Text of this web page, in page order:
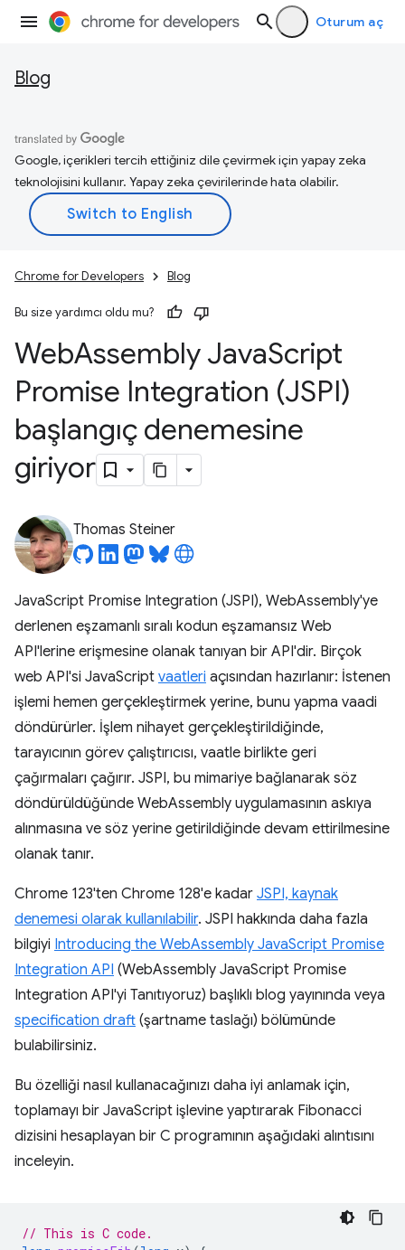
Oturum aç
Blog
Google, içerikleri tercih ettiğiniz dile çevirmek için yapay zeka
teknolojisini kullanır. Yapay zeka çevirilerinde hata olabilir.
Chrome for Developers Blog
Bu size yardımcı oldu mu?
WebAssembly JavaScript
Promise Integration (JSPI)
başlangıç denemesine
giriyor
Thomas Steiner
JavaScript Promise Integration (JSPI), WebAssembly'ye
derlenen eşzamanlı sıralı kodun eşzamansız Web
API'lerine erişmesine olanak tanıyan bir API'dir. Birçok
web API'si JavaScript vaatleri açısından hazırlanır: İstenen
işlemi hemen gerçekleştirmek yerine, bunu yapma vaadi
döndürürler. İşlem nihayet gerçekleştirildiğinde,
tarayıcının görev çalıştırıcısı, vaatle birlikte geri
çağırmaları çağırır. JSPI, bu mimariye bağlanarak söz
döndürüldüğünde WebAssembly uygulamasının askıya
alınmasına ve söz yerine getirildiğinde devam ettirilmesine
olanak tanır.
Chrome 123'ten Chrome 128'e kadar JSPI, kaynak
denemesi olarak kullanılabilir. JSPI hakkında daha fazla
bilgiyi Introducing the WebAssembly JavaScript Promise
Integration API (WebAssembly JavaScript Promise
Integration API'yi Tanıtıyoruz) başlıklı blog yayınında veya
specification draft (şartname taslağı) bölümünde
bulabilirsiniz.
Bu özelliği nasıl kullanacağınızı daha iyi anlamak için,
toplamayı bir JavaScript işlevine yaptırarak Fibonacci
dizisini hesaplayan bir C programının aşağıdaki alıntısını
inceleyin.
// This is C code.